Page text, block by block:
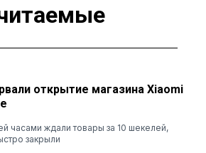
открытие магазина Xiaomi
часами ждали товары за 10 шекелей,
закрыли